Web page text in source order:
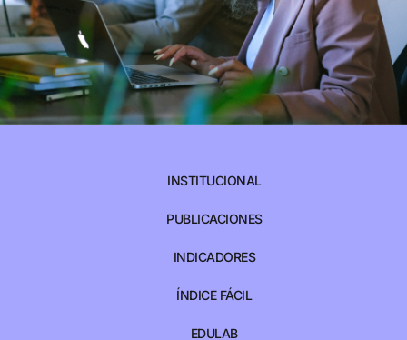
INSTITUCIONAL
PUBLICACIONES
INDICADORES
ÍNDICE FÁCIL
EDULAB